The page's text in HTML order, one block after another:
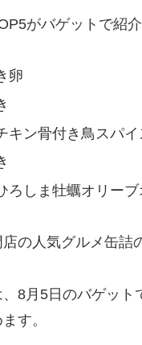
がバゲットで紹介
卵
キン骨付き鳥スパイ
ろしま牡蠣オリー
の人気グルメ缶詰
8月5日のバゲッ
す。